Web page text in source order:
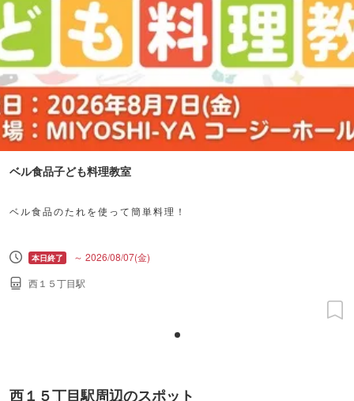
ベル食品子ども料理教室
ベル食品のたれを使って簡単料理！
～ 2026/08/07(金)
西１５丁目駅
西１５丁目駅周辺のスポット